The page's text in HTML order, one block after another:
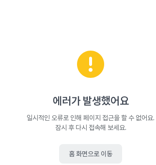
에러가 발생했어요
일시적인 오류로 인해 페이지 접근을 할 수 없어요.
잠시 후 다시 접속해 보세요.
홈 화면으로 이동